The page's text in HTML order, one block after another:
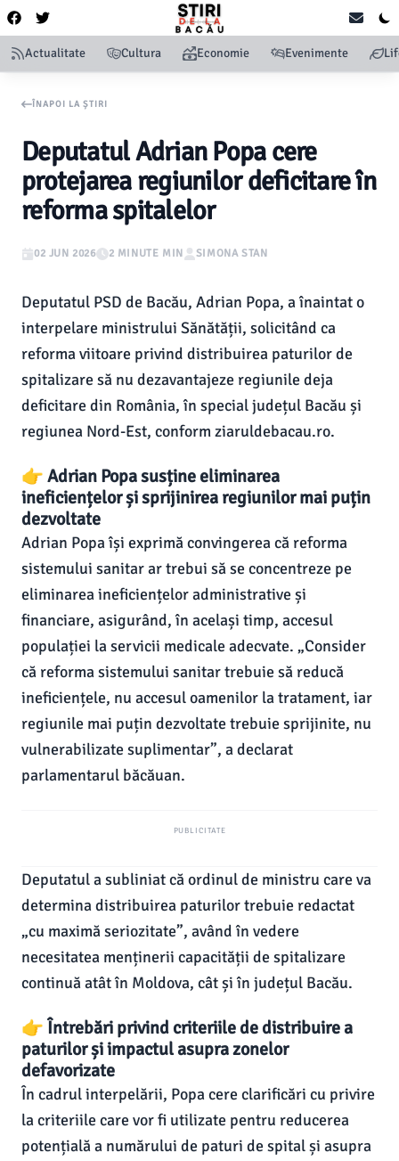
Actualitate Cultura Economie Evenimente
ÎNAPOI LA ȘTIRI
Deputatul Adrian Popa cere
protejarea regiunilor deficitare în
reforma spitalelor
02 JUN 2026 2 MINUTE MIN SIMONA STAN
Deputatul PSD de Bacău, Adrian Popa, a înaintat o
interpelare ministrului Sănătății, solicitând ca
reforma viitoare privind distribuirea paturilor de
spitalizare să nu dezavantajeze regiunile deja
deficitare din România, în special județul Bacău și
regiunea Nord-Est, conform ziaruldebacau.ro.
👉 Adrian Popa susține eliminarea
ineficiențelor și sprijinirea regiunilor mai puțin
dezvoltate
Adrian Popa își exprimă convingerea că reforma
sistemului sanitar ar trebui să se concentreze pe
eliminarea ineficiențelor administrative și
financiare, asigurând, în același timp, accesul
populației la servicii medicale adecvate. „Consider
că reforma sistemului sanitar trebuie să reducă
ineficiențele, nu accesul oamenilor la tratament, iar
regiunile mai puțin dezvoltate trebuie sprijinite, nu
vulnerabilizate suplimentar”, a declarat
parlamentarul băcăuan.
PUBLICITATE
Deputatul a subliniat că ordinul de ministru care va
determina distribuirea paturilor trebuie redactat
„cu maximă seriozitate”, având în vedere
necesitatea menținerii capacității de spitalizare
continuă atât în Moldova, cât și în județul Bacău.
👉 Întrebări privind criteriile de distribuire a
paturilor și impactul asupra zonelor
defavorizate
În cadrul interpelării, Popa cere clarificări cu privire
la criteriile care vor fi utilizate pentru reducerea
potențială a numărului de paturi de spital și asupra